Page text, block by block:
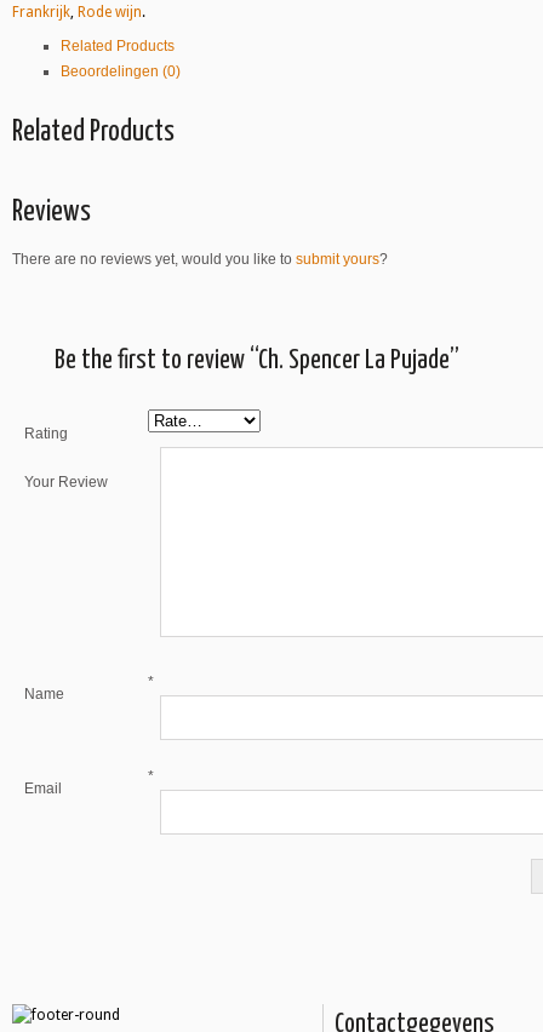
Frankrijk, Rode wijn.
Related Products
Beoordelingen (0)
Related Products
Reviews
There are no reviews yet, would you like to submit yours?
Be the first to review “Ch. Spencer La Pujade”
Rating
Your Review
Name
*
Email
*
Contactgegevens